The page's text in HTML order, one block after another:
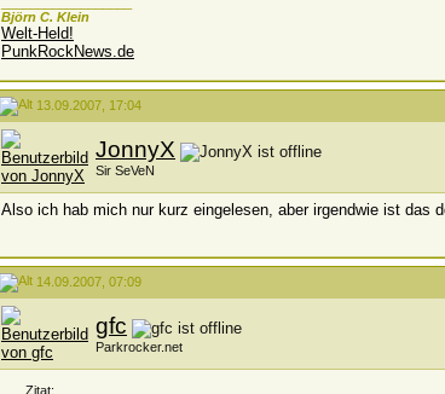
Björn C. Klein
Welt-Held!
PunkRockNews.de
13.09.2007, 17:04
JonnyX
Sir SeVeN
Also ich hab mich nur kurz eingelesen, aber irgendwie ist das
14.09.2007, 07:09
gfc
Parkrocker.net
Zitat: